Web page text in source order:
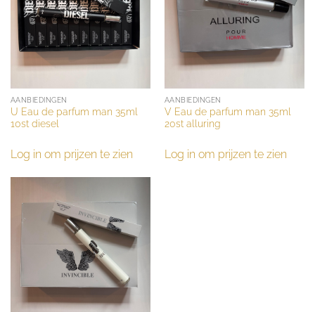
AANBIEDINGEN
U Eau de parfum man 35ml
10st diesel
Log in om prijzen te zien
AANBIEDINGEN
V Eau de parfum man 35ml
20st alluring
Log in om prijzen te zien